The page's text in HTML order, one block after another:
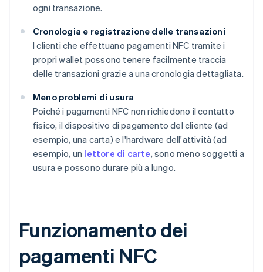
ogni transazione.
Cronologia e registrazione delle transazioni
I clienti che effettuano pagamenti NFC tramite i
propri wallet possono tenere facilmente traccia
delle transazioni grazie a una cronologia dettagliata.
Meno problemi di usura
Poiché i pagamenti NFC non richiedono il contatto
fisico, il dispositivo di pagamento del cliente (ad
esempio, una carta) e l'hardware dell'attività (ad
esempio, un lettore di carte, sono meno soggetti a
usura e possono durare più a lungo.
Funzionamento dei
pagamenti NFC